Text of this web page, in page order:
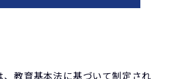
教育基本法に基づいて制定され